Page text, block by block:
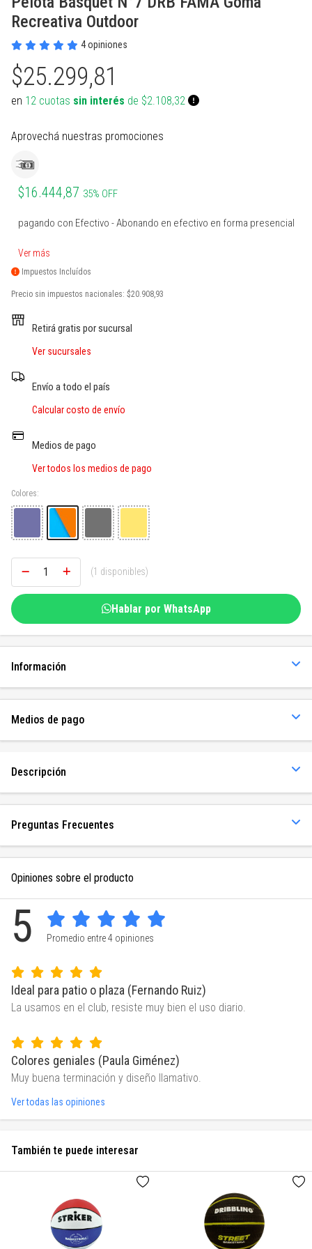
PROTECCIONES BOXEO
ACCESORIOS BOXEO
PERA Y CIELO Y TIERRA
INDUMENTARIA BOXEO
RING DE BOXEO
Ver todos
SUPLEMENTOS NATURALES
COMBOS
Ver todos
INDUMENTARIA TERMICA
PILATES Y YOGA
REHABILITACION
OTROS ACCESORIOS
Ver todos
MARCACION Y COORDINACION
BOSU Y MINI BOSUS |
PROPOCIOCEPCION
PESAS RUSAS
STRAPS Y CINTURON RUSO
CALLERAS GUANTES Y
PROTECCIONES
Ver todos
TENIS DE MESA
VOLEY
BOLSOS PORTA PELOTAS
PADDLE
BOLSOS Y MOCHILAS
PATINES Y AFINES
PELOTAS COLEGIALES
RUGBY Y FUTBOL AMERICANO
INFLADORES Y SILBATOS
INDUMENTARIA Y MEDIAS
SOGAS Y OTROS
Ver todos
Recreativa Outdoor
4 opiniones
$25.299,81
en 12 cuotas sin interés de $2.108,32
Aprovechá nuestras promociones
$16.444,87 35% OFF
pagando con Efectivo - Abonando en efectivo en forma presencial
Ver más
Impuestos Incluídos
Precio sin impuestos nacionales: $20.908,93
Retirá gratis por sucursal
Ver sucursales
Envío a todo el país
Calcular costo de envío
Medios de pago
Ver todos los medios de pago
Colores:
(1 disponibles)
Hablar por WhatsApp
Información
Medios de pago
Descripción
Preguntas Frecuentes
Opiniones sobre el producto
5 Promedio entre 4 opiniones
Ideal para patio o plaza (Fernando Ruiz)
La usamos en el club, resiste muy bien el uso diario.
Colores geniales (Paula Giménez)
Muy buena terminación y diseño llamativo.
Ver todas las opiniones
También te puede interesar